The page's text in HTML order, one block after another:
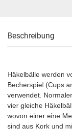
Beschreibung
Häkelbälle werden
Becherspiel (Cups
verwendet.
vier gleiche
wovon einer eine
sind aus Kork und